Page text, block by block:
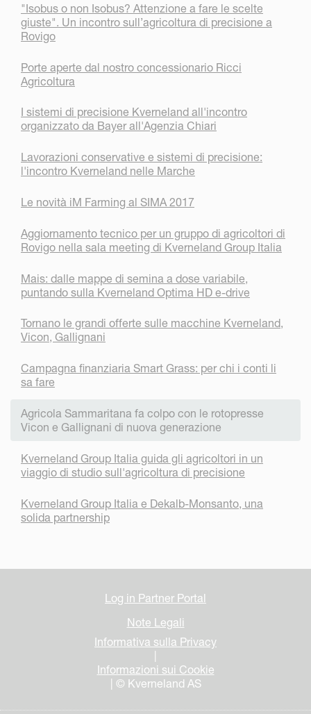
"Isobus o non Isobus? Attenzione a fare le scelte
giuste". Un incontro sull’agricoltura di precisione a
Rovigo
Porte aperte dal nostro concessionario Ricci
Agricoltura
I sistemi di precisione Kverneland all'incontro
organizzato da Bayer all'Agenzia Chiari
Lavorazioni conservative e sistemi di precisione:
l'incontro Kverneland nelle Marche
Le novità iM Farming al SIMA 2017
Aggiornamento tecnico per un gruppo di agricoltori di
Rovigo nella sala meeting di Kverneland Group Italia
Mais: dalle mappe di semina a dose variabile,
puntando sulla Kverneland Optima HD e-drive
Tornano le grandi offerte sulle macchine Kverneland,
Vicon, Gallignani
Campagna finanziaria Smart Grass: per chi i conti li
sa fare
Agricola Sammaritana fa colpo con le rotopresse
Vicon e Gallignani di nuova generazione
Kverneland Group Italia guida gli agricoltori in un
viaggio di studio sull'agricoltura di precisione
Kverneland Group Italia e Dekalb-Monsanto, una
solida partnership
Log in Partner Portal
Note Legali
Informativa sulla Privacy
Informazioni sui Cookie
| © Kverneland AS